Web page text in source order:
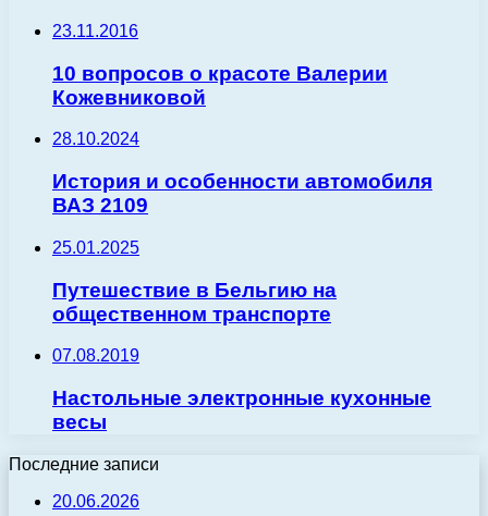
23.11.2016
10 вопросов о красоте Валерии
Кожевниковой
28.10.2024
История и особенности автомобиля
ВАЗ 2109
25.01.2025
Путешествие в Бельгию на
общественном транспорте
07.08.2019
Настольные электронные кухонные
весы
Последние записи
20.06.2026